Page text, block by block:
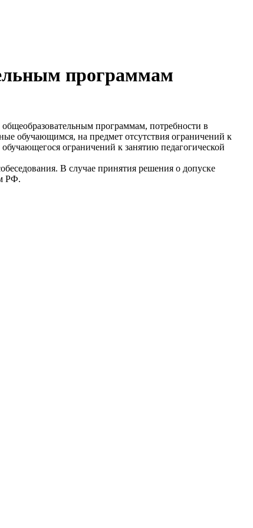
программам
программам, потребности в
обучающимся, на предмет отсутствия ограничений к
ограничений к занятию педагогической
В случае принятия решения о допуске
РФ.